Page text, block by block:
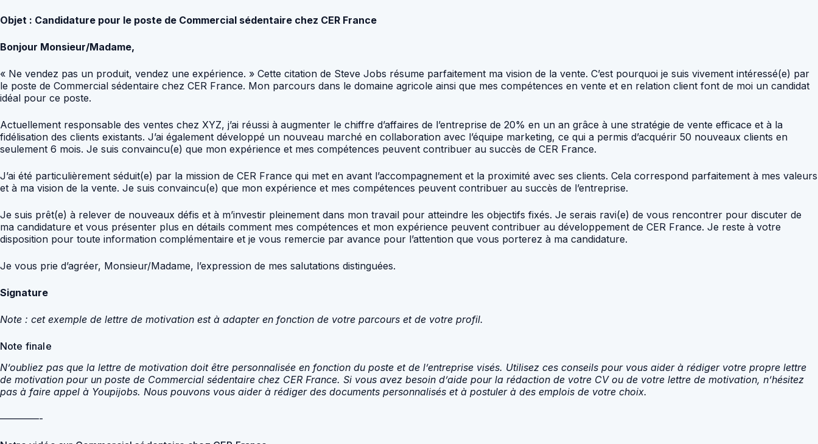
Objet : Candidature pour le poste de Commercial sédentaire chez CER France
Bonjour Monsieur/Madame,
« Ne vendez pas un produit, vendez une expérience. » Cette citation de Steve Jobs résume parfaitement ma vision de la vente. C’est pourquoi je suis vivement intéressé(e) par
le poste de Commercial sédentaire chez CER France. Mon parcours dans le domaine agricole ainsi que mes compétences en vente et en relation client font de moi un candidat
idéal pour ce poste.
Actuellement responsable des ventes chez XYZ, j’ai réussi à augmenter le chiffre d’affaires de l’entreprise de 20% en un an grâce à une stratégie de vente efficace et à la
fidélisation des clients existants. J’ai également développé un nouveau marché en collaboration avec l’équipe marketing, ce qui a permis d’acquérir 50 nouveaux clients en
seulement 6 mois. Je suis convaincu(e) que mon expérience et mes compétences peuvent contribuer au succès de CER France.
J’ai été particulièrement séduit(e) par la mission de CER France qui met en avant l’accompagnement et la proximité avec ses clients. Cela correspond parfaitement à mes valeurs
et à ma vision de la vente. Je suis convaincu(e) que mon expérience et mes compétences peuvent contribuer au succès de l’entreprise.
Je suis prêt(e) à relever de nouveaux défis et à m’investir pleinement dans mon travail pour atteindre les objectifs fixés. Je serais ravi(e) de vous rencontrer pour discuter de
ma candidature et vous présenter plus en détails comment mes compétences et mon expérience peuvent contribuer au développement de CER France. Je reste à votre
disposition pour toute information complémentaire et je vous remercie par avance pour l’attention que vous porterez à ma candidature.
Je vous prie d’agréer, Monsieur/Madame, l’expression de mes salutations distinguées.
Signature
Note : cet exemple de lettre de motivation est à adapter en fonction de votre parcours et de votre profil.
Note finale
N’oubliez pas que la lettre de motivation doit être personnalisée en fonction du poste et de l’entreprise visés. Utilisez ces conseils pour vous aider à rédiger votre propre lettre
de motivation pour un poste de Commercial sédentaire chez CER France. Si vous avez besoin d’aide pour la rédaction de votre CV ou de votre lettre de motivation, n’hésitez
pas à faire appel à Youpijobs. Nous pouvons vous aider à rédiger des documents personnalisés et à postuler à des emplois de votre choix.
————-